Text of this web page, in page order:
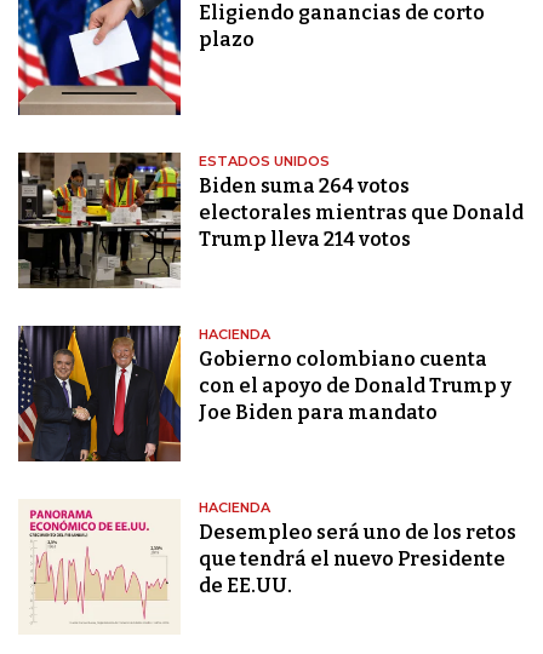
Eligiendo ganancias de corto
plazo
ESTADOS UNIDOS
Biden suma 264 votos
electorales mientras que Donald
Trump lleva 214 votos
HACIENDA
Gobierno colombiano cuenta
con el apoyo de Donald Trump y
Joe Biden para mandato
HACIENDA
Desempleo será uno de los retos
que tendrá el nuevo Presidente
de EE.UU.